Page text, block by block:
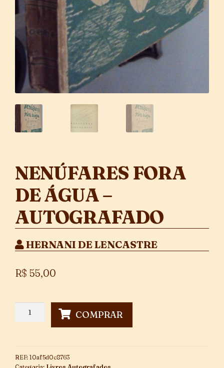
NENÚFARES FORA
DE ÁGUA –
AUTOGRAFADO
HERNANI DE LENCASTRE
R$ 55,00
Autografado
COMPRAR
REF: 10af5d0c8763